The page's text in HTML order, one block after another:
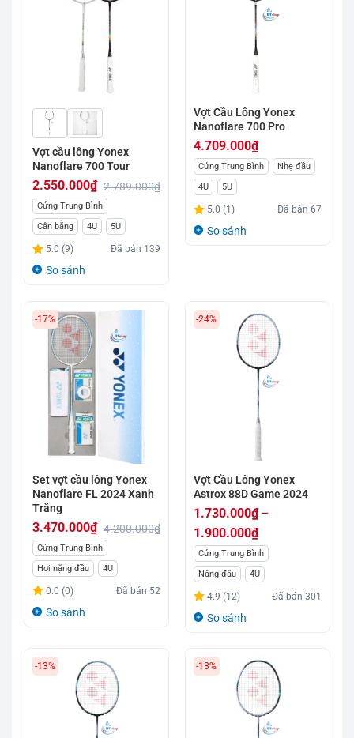
Vợt cầu lông Yonex
Nanoflare 700 Tour
2.789.000₫
Giá
gốc
là:
2.789.000₫.
2.550.000₫
Giá
hiện
tại
là:
Cứng Trung Bình
Cân bằng
4U 5U
5.0 (9) Đã bán 139
So sánh
Vợt Cầu Lông Yonex
Nanoflare 700 Pro
4.709.000₫
Cứng Trung Bình
Nhẹ đầu
4U
5U
5.0 (1) Đã bán67
So sánh
-17%
Set vợt cầu lông Yonex
Nanoflare FL 2024 Xanh
Trắng
4.200.000₫
Giá
gốc
là:
4.200.000₫.
3.470.000₫
Giá
hiện
tại
là:
Cứng Trung Bình
Hơi nặng đầu
4U
0.0 (0) Đã bán 52
So sánh
-24%
Vợt Cầu Lông Yonex
Astrox 88D Game 2024
1.730.000₫ –
1.900.000₫
Khoảng
giá:
từ
1.730.000₫
Cứng Trung Bình
Nặng đầu
4U
4.9 (12) Đã bán301
So sánh
-13% -13%